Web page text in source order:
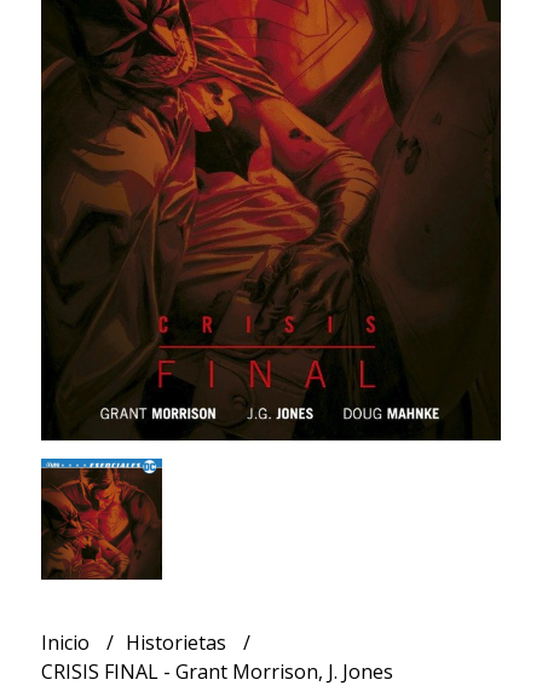
Inicio
Historietas
CRISIS FINAL - Grant Morrison, J. Jones